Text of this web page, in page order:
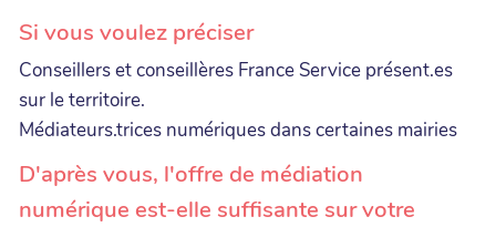
Si vous voulez préciser
Conseillers et conseillères France Service présent.es
sur le territoire.
Médiateurs.trices numériques dans certaines mairies
D'après vous, l'offre de médiation
numérique est-elle suffisante sur votre